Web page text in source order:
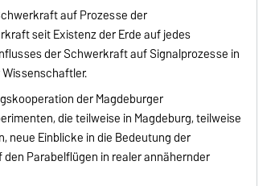
auf Prozesse der
seit Existenz der Erde auf jedes
der Schwerkraft auf Signalprozesse in
der Magdeburger
die teilweise in Magdeburg, teilweise
neue Einblicke in die Bedeutung der
Parabelflügen in realer annähernder